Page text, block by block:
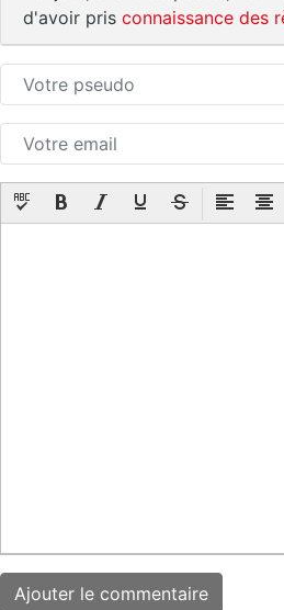
d'avoir pris connaissance des